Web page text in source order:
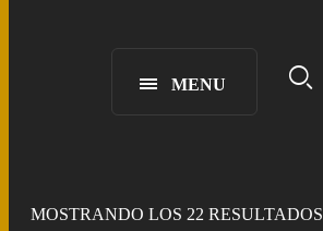
MENU
MOSTRANDO LOS 22 RESULTADOS